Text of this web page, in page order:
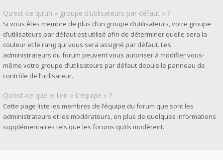
Qu’est-ce qu’un « groupe d’utilisateurs par défaut » ?
Si vous êtes membre de plus d’un groupe d’utilisateurs, votre groupe
d’utilisateurs par défaut est utilisé afin de déterminer quelle sera la
couleur et le rang qui vous sera assigné par défaut. Les
administrateurs du forum peuvent vous autoriser à modifier vous-
même votre groupe d’utilisateurs par défaut depuis le panneau de
contrôle de l’utilisateur.
Qu’est-ce que le lien « L’équipe » ?
Cette page liste les membres de l’équipe du forum que sont les
administrateurs et les modérateurs, en plus de quelques informations
supplémentaires tels que les forums qu’ils modèrent.